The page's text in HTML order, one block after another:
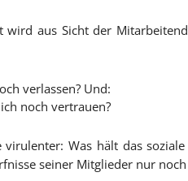
wird aus Sicht der
verlassen? Und:
noch vertrauen?
Was hält das
seiner Mitglieder nur